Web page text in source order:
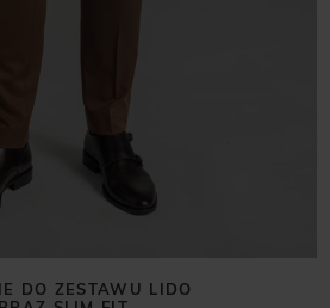
DO ZESTAWU LIDO